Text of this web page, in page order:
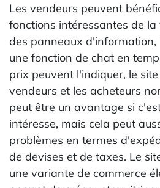
Les vendeurs peuvent
fonctions intéressantes de
des panneaux d'information,
une fonction de chat en
prix peuvent l'indiquer, le
vendeurs et les acheteurs
peut être un avantage si
intéresse, mais cela peut
problèmes en termes
de devises et de taxes. Le
une variante de commerce